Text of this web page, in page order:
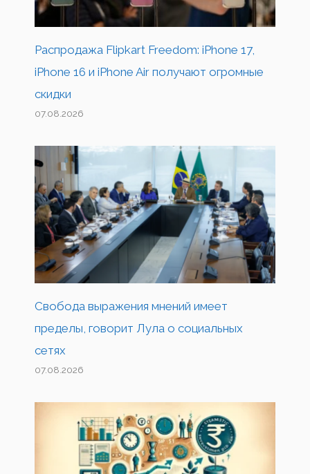
Распродажа Flipkart Freedom: iPhone 17,
iPhone 16 и iPhone Air получают огромные
скидки
07.08.2026
Свобода выражения мнений имеет
пределы, говорит Лула о социальных
сетях
07.08.2026